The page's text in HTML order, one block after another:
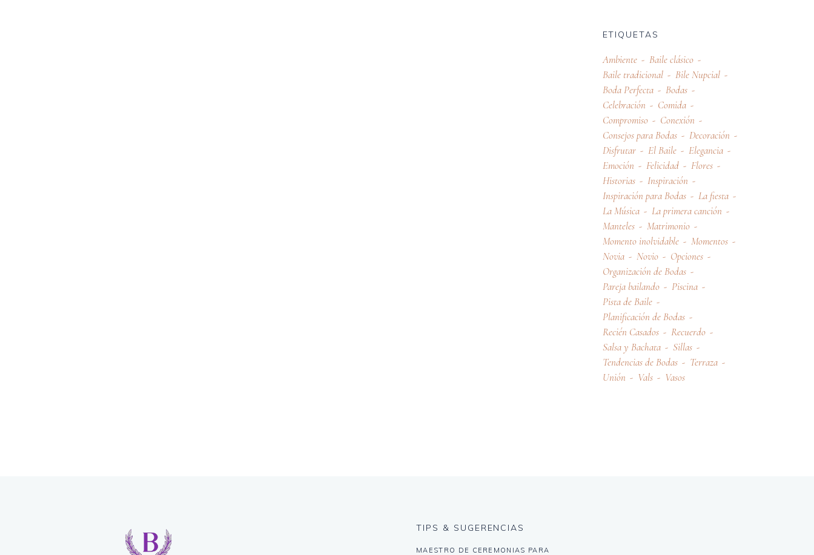
ETIQUETAS
Ambiente
Baile clásico
Baile tradicional
Bile Nupcial
Boda Perfecta
Bodas
Celebración
Comida
Compromiso
Conexión
Consejos para Bodas
Decoración
Disfrutar
El Baile
Elegancia
Emoción
Felicidad
Flores
Historias
Inspiración
Inspiración para Bodas
La fiesta
La Música
La primera canción
Manteles
Matrimonio
Momento inolvidable
Momentos
Novia
Novio
Opciones
Organización de Bodas
Pareja bailando
Piscina
Pista de Baile
Planificación de Bodas
Recién Casados
Recuerdo
Salsa y Bachata
Sillas
Tendencias de Bodas
Terraza
Unión
Vals Vasos
TIPS & SUGERENCIAS
MAESTRO DE CEREMONIAS PARA